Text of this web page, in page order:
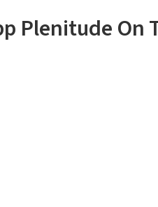
Plenitude On